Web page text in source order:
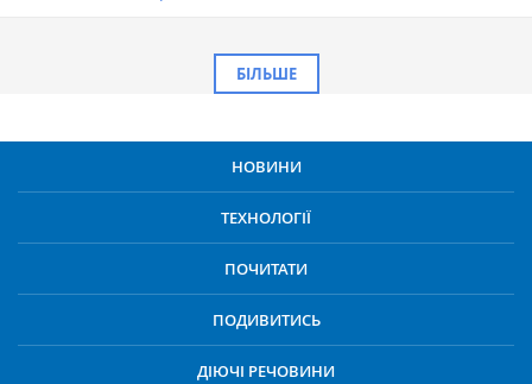
БІЛЬШЕ
НОВИНИ
ТЕХНОЛОГІЇ
ПОЧИТАТИ
ПОДИВИТИСЬ
ДІЮЧІ РЕЧОВИНИ